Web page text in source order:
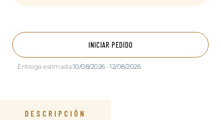
INICIAR PEDIDO
Entrega estimada:10/08/2026 - 12/08/2026
DESCRIPCIÓN